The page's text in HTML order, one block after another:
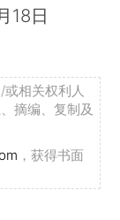
18日
相关权利人
摘编、复制及
，获得书面